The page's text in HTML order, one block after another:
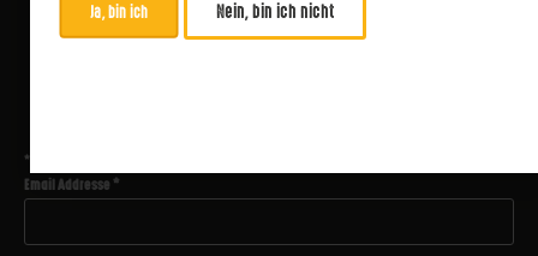
*
Email Addresse*
Ja, bin ich Nein, bin ich nicht